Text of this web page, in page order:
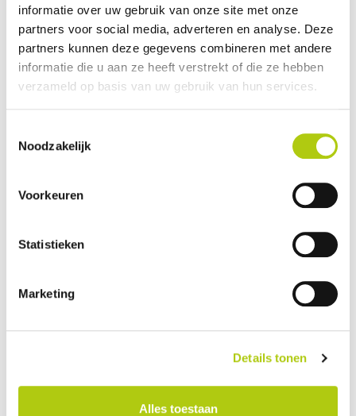
informatie over uw gebruik van onze site met onze
partners voor social media, adverteren en analyse. Deze
partners kunnen deze gegevens combineren met andere
informatie die u aan ze heeft verstrekt of die ze hebben
verzameld op basis van uw gebruik van hun services.
Noodzakelijk
Voorkeuren
Statistieken
Marketing
Details tonen
Alles toestaan
Plus- en minpunten
Wat vind je van de scooter?
Je gegevens